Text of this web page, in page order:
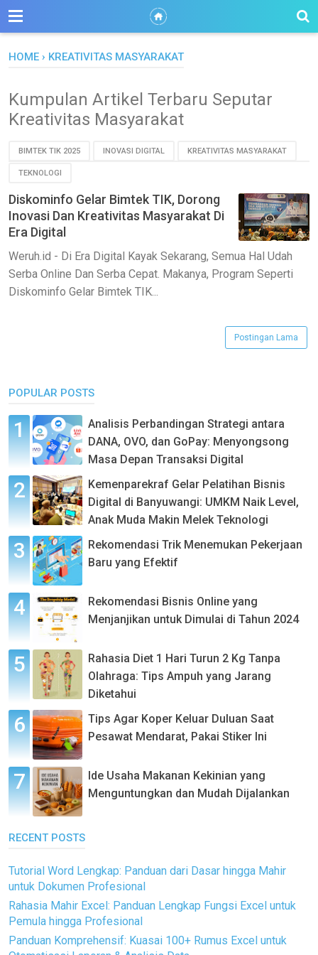
HOME › KREATIVITAS MASYARAKAT
Kumpulan Artikel Terbaru Seputar
Kreativitas Masyarakat
BIMTEK TIK 2025 INOVASI DIGITAL KREATIVITAS MASYARAKAT
TEKNOLOGI
Diskominfo Gelar Bimtek TIK, Dorong
Inovasi Dan Kreativitas Masyarakat Di
Era Digital
Weruh.id - Di Era Digital Kayak Sekarang, Semua Hal Udah
Serba Online Dan Serba Cepat. Makanya, Program Seperti
Diskominfo Gelar Bimtek TIK...
Postingan Lama
POPULAR POSTS
Analisis Perbandingan Strategi antara
DANA, OVO, dan GoPay: Menyongsong
Masa Depan Transaksi Digital
Kemenparekraf Gelar Pelatihan Bisnis
Digital di Banyuwangi: UMKM Naik Level,
Anak Muda Makin Melek Teknologi
Rekomendasi Trik Menemukan Pekerjaan
Baru yang Efektif
Rekomendasi Bisnis Online yang
Menjanjikan untuk Dimulai di Tahun 2024
Rahasia Diet 1 Hari Turun 2 Kg Tanpa
Olahraga: Tips Ampuh yang Jarang
Diketahui
Tips Agar Koper Keluar Duluan Saat
Pesawat Mendarat, Pakai Stiker Ini
Ide Usaha Makanan Kekinian yang
Menguntungkan dan Mudah Dijalankan
RECENT POSTS
Tutorial Word Lengkap: Panduan dari Dasar hingga Mahir
untuk Dokumen Profesional
Rahasia Mahir Excel: Panduan Lengkap Fungsi Excel untuk
Pemula hingga Profesional
Panduan Komprehensif: Kuasai 100+ Rumus Excel untuk